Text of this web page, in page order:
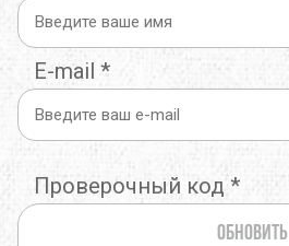
E-mail *
Проверочный код *
Обновить